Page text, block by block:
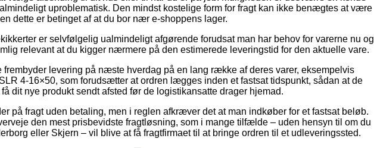
uproblematisk. Den mindst kostelige form for fragt kan ikke benægtes at være
dette er betinget af at du bor nær e-shoppens lager.
er selvfølgelig ualmindeligt afgørende forudsat man har behov for varerne nu og
relevant at du kigger nærmere på den estimerede leveringstid for den aktuelle vare.
frembyder levering på næste hverdag på en lang række af deres varer, eksempelvis
4-16×50, som forudsætter at ordren lægges inden et fastsat tidspunkt, sådan at de
dit nye produkt sendt afsted før de logistikansatte drager hjemad.
på fragt uden betaling, men i reglen afkræver det at man indkøber for et fastsat beløb.
den mest prisbevidste fragtløsning, som i mange tilfælde – uden hensyn til om du
eller Skjern – vil blive at få fragtfirmaet til at bringe ordren til et udleveringssted.